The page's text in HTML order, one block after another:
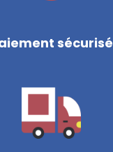
sécurisé